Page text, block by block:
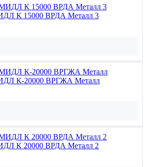
К 15000 ВРДА Металл 3
К-20000 ВРГЖА Металл
К 20000 ВРДА Металл 2